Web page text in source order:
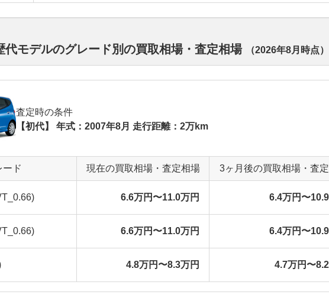
代モデルのグレード別の買取相場・査定相場 （2026年8月 時点）
査定時の条件
【初代】 年式：2007年8月 走行距離：2万km
ード 現在の買取相場・査定相場 3ヶ月後の買取相場・査
6.6万円〜11.0万円 6.4万円〜
6.6万円〜11.0万円 6.4万円〜
4.8万円〜8.3万円 4.7万円〜